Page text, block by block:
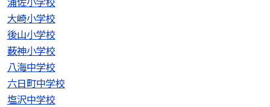
大崎小学校
後山小学校
薮神小学校
八海中学校
六日町中学校
塩沢中学校